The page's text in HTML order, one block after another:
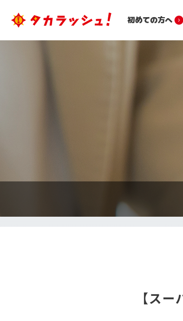
初めての方へ
【ス